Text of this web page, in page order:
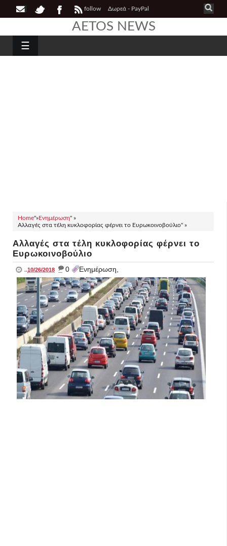
follow Δωρεά - PayPal
AETOS NEWS
☰
Home"»Ενημέρωση" »
Αλλαγές στα τέλη κυκλοφορίας φέρνει το Ευρωκοινοβούλιο" »
Αλλαγές στα τέλη κυκλοφορίας φέρνει το
Ευρωκοινοβούλιο
..10/26/2018 _ 0 Ενημέρωση,